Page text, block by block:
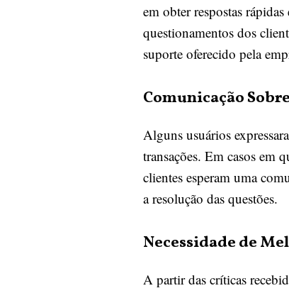
em obter respostas
questionamentos dos
suporte oferecido pela
Comunicação
Alguns usuários
transações. Em casos em
clientes esperam uma
a resolução das questões.
Necessidade de
A partir das críticas